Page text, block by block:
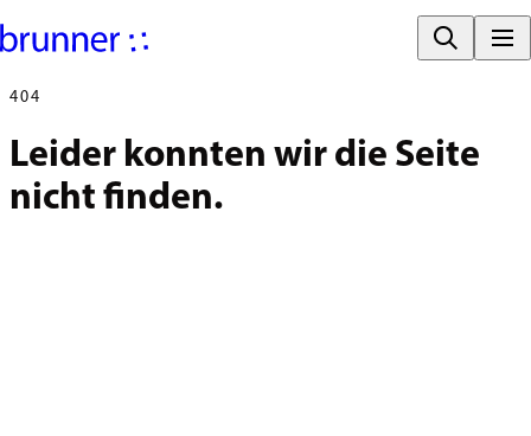
404
Leider konnten wir die Seite
nicht finden.